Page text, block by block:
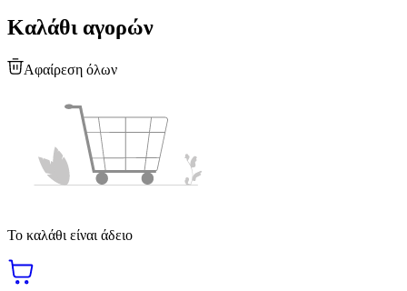
Καλάθι αγορών
Αφαίρεση όλων
Το καλάθι είναι άδειο